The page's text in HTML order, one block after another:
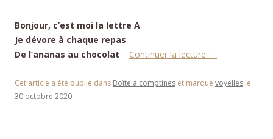
Bonjour, c’est moi la lettre A
Je dévore à chaque repas
De l’ananas au chocolat
Continuer la lecture →
Cet article a été publié dans Boîte à comptines et marqué voyelles le
30 octobre 2020.